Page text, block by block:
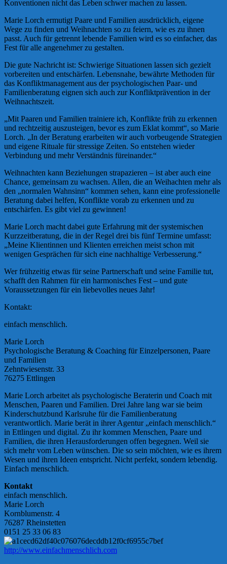
Konventionen nicht das Leben schwer machen zu lassen.
Marie Lorch ermutigt Paare und Familien ausdrücklich, eigene
Wege zu finden und Weihnachten so zu feiern, wie es zu ihnen
passt. Auch für getrennt lebende Familien wird es so einfacher, das
Fest für alle angenehmer zu gestalten.
Die gute Nachricht ist: Schwierige Situationen lassen sich gezielt
vorbereiten und entschärfen. Lebensnahe, bewährte Methoden für
das Konfliktmanagement aus der psychologischen Paar- und
Familienberatung eignen sich auch zur Konfliktprävention in der
Weihnachtszeit.
„Mit Paaren und Familien trainiere ich, Konflikte früh zu erkennen
und rechtzeitig auszusteigen, bevor es zum Eklat kommt“, so Marie
Lorch. „In der Beratung erarbeiten wir auch vorbeugende Strategien
und eigene Rituale für stressige Zeiten. So entstehen wieder
Verbindung und mehr Verständnis füreinander.“
Weihnachten kann Beziehungen strapazieren – ist aber auch eine
Chance, gemeinsam zu wachsen. Allen, die an Weihachten mehr als
den „normalen Wahnsinn“ kommen sehen, kann eine professionelle
Beratung dabei helfen, Konflikte vorab zu erkennen und zu
entschärfen. Es gibt viel zu gewinnen!
Marie Lorch macht dabei gute Erfahrung mit der systemischen
Kurzzeitberatung, die in der Regel drei bis fünf Termine umfasst:
„Meine Klientinnen und Klienten erreichen meist schon mit
wenigen Gesprächen für sich eine nachhaltige Verbesserung.“
Wer frühzeitig etwas für seine Partnerschaft und seine Familie tut,
schafft den Rahmen für ein harmonisches Fest – und gute
Voraussetzungen für ein liebevolles neues Jahr!
Kontakt:
einfach menschlich.
Marie Lorch
Psychologische Beratung & Coaching für Einzelpersonen, Paare
und Familien
Zehntwiesenstr. 33
76275 Ettlingen
Marie Lorch arbeitet als psychologische Beraterin und Coach mit
Menschen, Paaren und Familien. Drei Jahre lang war sie beim
Kinderschutzbund Karlsruhe für die Familienberatung
verantwortlich. Marie berät in ihrer Agentur „einfach menschlich.“
in Ettlingen und digital. Zu ihr kommen Menschen, Paare und
Familien, die ihren Herausforderungen offen begegnen. Weil sie
sich mehr vom Leben wünschen. Die so sein möchten, wie es ihrem
Wesen und ihren Ideen entspricht. Nicht perfekt, sondern lebendig.
Einfach menschlich.
Kontakt
einfach menschlich.
Marie Lorch
Kornblumenstr. 4
76287 Rheinstetten
0151 25 33 06 83
http://www.einfachmenschlich.com